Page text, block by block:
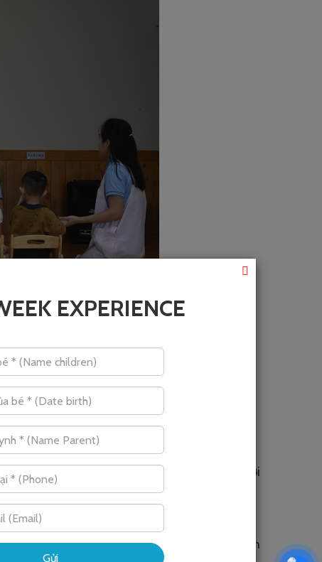
này
có quy tắc chung về vùng riêng tư, ai sẽ là người
hai đùi, ngực, mông.
mình được sinh ra như thế nào, khi nào thì con
EXPERIENCE